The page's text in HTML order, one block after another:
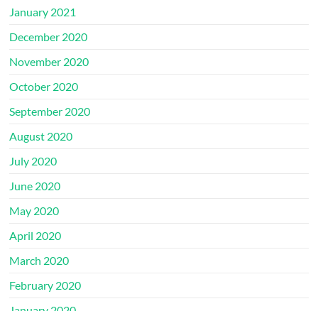
January 2021
December 2020
November 2020
October 2020
September 2020
August 2020
July 2020
June 2020
May 2020
April 2020
March 2020
February 2020